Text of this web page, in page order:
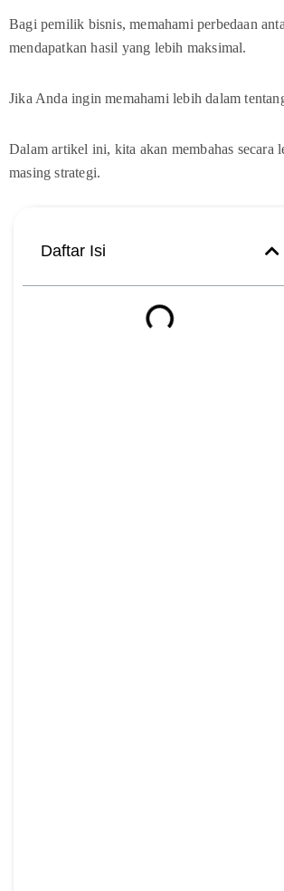
Bagi pemilik bisnis, memahami perbedaan
mendapatkan hasil yang lebih maksimal.
Jika Anda ingin memahami lebih dalam
Dalam artikel ini, kita akan membahas secara
masing strategi.
Daftar Isi